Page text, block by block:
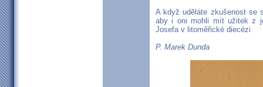
A když uděláte zkušenost se
aby i oni mohli mít užitek z
Josefa v litoměřické diecézi
P. Marek Dunda